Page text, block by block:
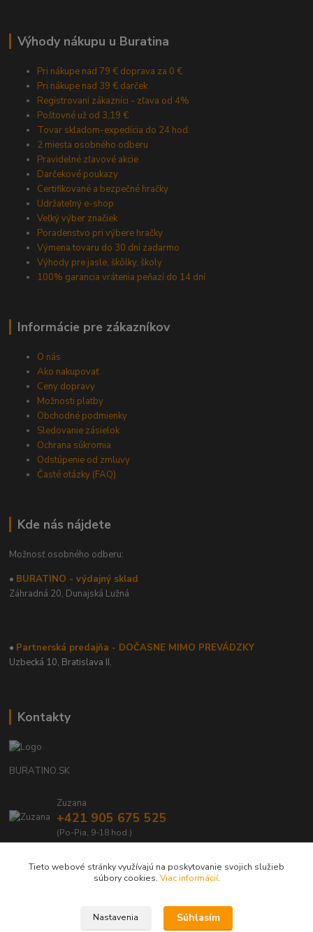
Výhody nákupu u Buratina
Pri nákupe nad 79 € doprava za 0 €
Pri nákupe nad 39 € darček
Registrovaní zákazníci - zľava od 4%
Poštovné už od 3,19 €
Tovar skladom-expedícia do 24 hod.
2 miesta osobného odberu
Pravidelné zľavové akcie
Darčekové poukazy
Certifikované a bezpečné hračky
Udržateľný e-shop
Veľký výber značiek
Poradenstvo pri výbere hračky
Výmena tovaru do 30 dní zadarmo
Výhody pre jasle, škôlky, školy
100% garancia vrátenia peňazí do 14 dní
Informácie pre zákazníkov
O nás
Ako nakupovať
Ceny dopravy
Možnosti platby
Obchodné podmienky
Sledovanie zásielok
Ochrana súkromia
Odstúpenie od zmluvy
Časté otázky (FAQ)
Kde nás nájdete
Možnosť osobného odberu:
• BURATINO - výdajný sklad
Záhradná 20, Dunajská Lužná
• Partnerská predajňa - DOČASNE MIMO PREVÁDZKY
Uzbecká 10, Bratislava II.
Kontakty
BURATINO.SK
Zuzana
+421 905 675 525
(Po-Pia, 9-18 hod.)
Tieto webové stránky využívajú na poskytovanie svojich služieb
súbory cookies. Viac informácií.
Nastavenia Súhlasím